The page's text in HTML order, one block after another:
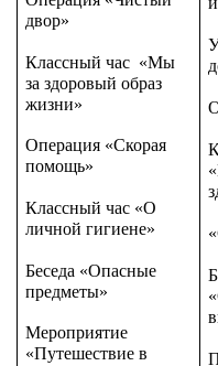
двор»
Классный час «Мы
за здоровый образ
жизни»
Операция «Скорая
помощь»
Классный час «О
личной гигиене»
Беседа «Опасные
предметы»
Мероприятие
«Путешествие в